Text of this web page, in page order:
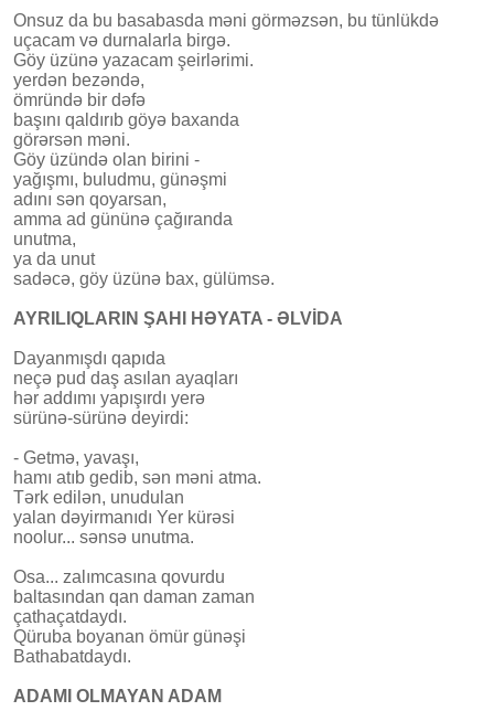
Onsuz da bu basabasda məni görməzsən, bu tünlükdə
uçacam və durnalarla birgə.
Göy üzünə yazacam şeirlərimi.
yerdən bezəndə,
ömründə bir dəfə
başını qaldırıb göyə baxanda
görərsən məni.
Göy üzündə olan birini -
yağışmı, buludmu, günəşmi
adını sən qoyarsan,
amma ad gününə çağıranda
unutma,
ya da unut
sadəcə, göy üzünə bax, gülümsə.
AYRILIQLARIN ŞAHI HƏYATA - ƏLVİDA
Dayanmışdı qapıda
neçə pud daş asılan ayaqları
hər addımı yapışırdı yerə
sürünə-sürünə deyirdi:
- Getmə, yavaşı,
hamı atıb gedib, sən məni atma.
Tərk edilən, unudulan
yalan dəyirmanıdı Yer kürəsi
noolur... sənsə unutma.
Osa... zalımcasına qovurdu
baltasından qan daman zaman
çathaçatdaydı.
Qüruba boyanan ömür günəşi
Bathabatdaydı.
ADAMI OLMAYAN ADAM